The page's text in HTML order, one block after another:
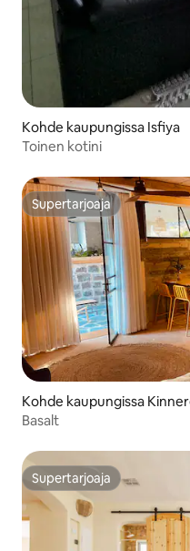
Kohde kaupungissa Isfiya
Toinen kotini
Supertarjoaja
Supertarjoaja
Kohde kaupungissa
Basalt
Supertarjoaja
Supertarjoaja